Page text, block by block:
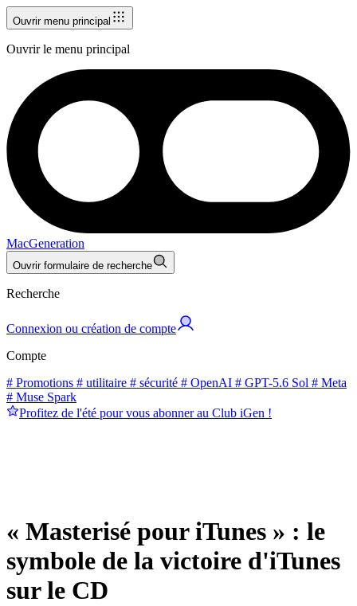
Ouvrir menu principal
Ouvrir le menu principal
MacGeneration
Ouvrir formulaire de recherche
Recherche
Connexion ou création de compte
Compte
# Promotions # utilitaire # sécurité # OpenAI # GPT-5.6 Sol # Meta
# Muse Spark
Profitez de l'été pour vous abonner au Club iGen !
« Masterisé pour iTunes » : le
symbole de la victoire d'iTunes
sur le CD